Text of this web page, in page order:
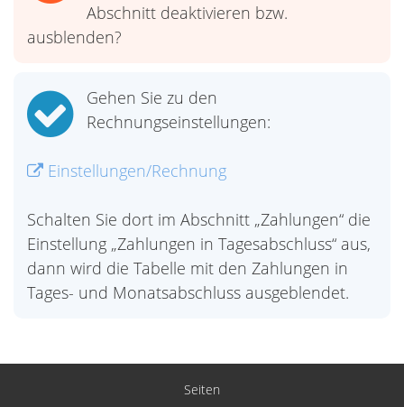
Abschnitt deaktivieren bzw.
ausblenden?
Gehen Sie zu den
Rechnungseinstellungen:
Einstellungen/Rechnung
Schalten Sie dort im Abschnitt „Zahlungen“ die
Einstellung „Zahlungen in Tagesabschluss“ aus,
dann wird die Tabelle mit den Zahlungen in
Tages- und Monatsabschluss ausgeblendet.
Seiten